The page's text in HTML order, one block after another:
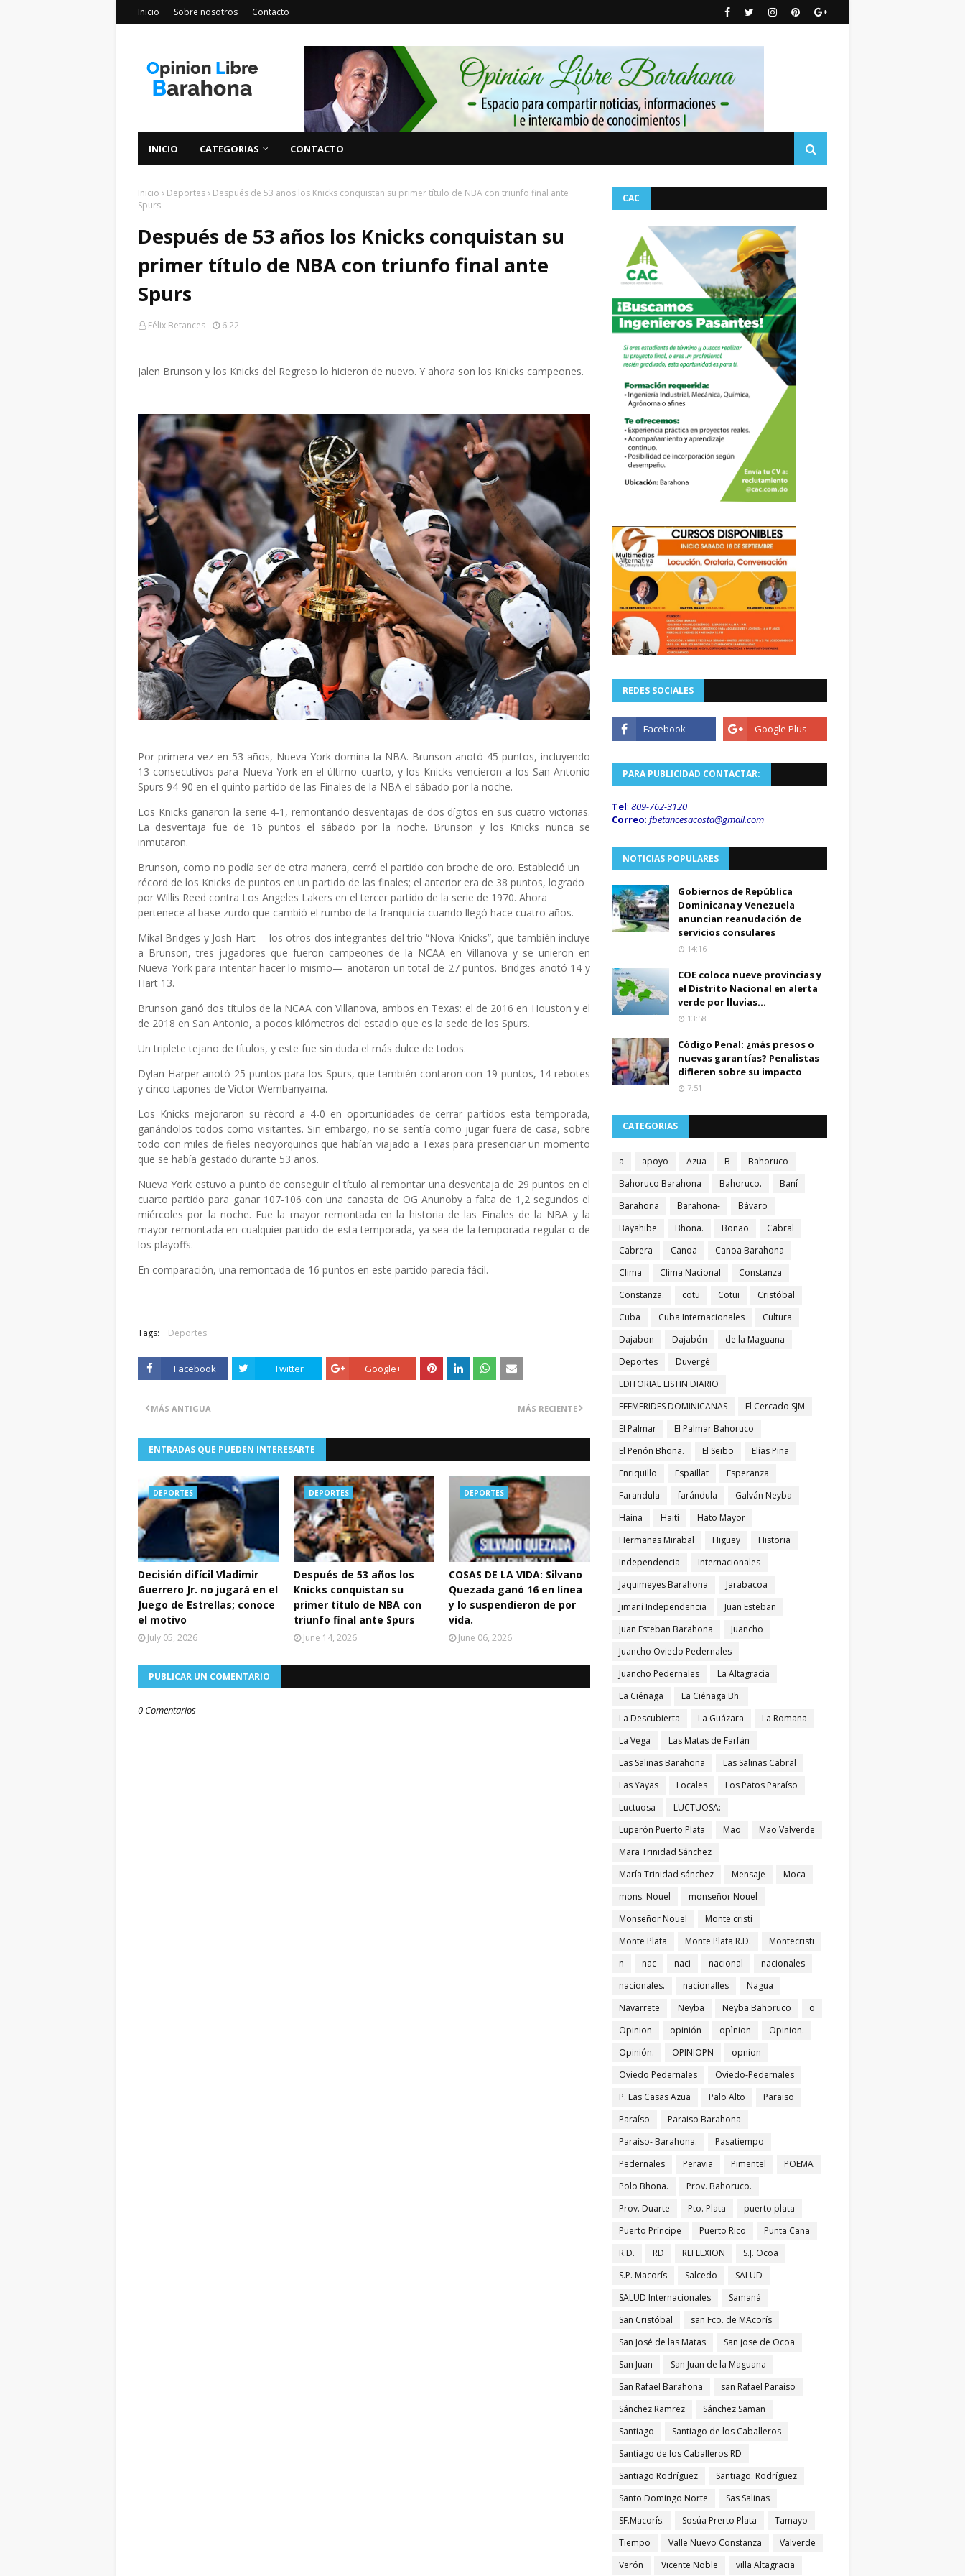
Inicio Sobre nosotros Contacto
INICIO CATEGORIAS CONTACTO
Inicio Deportes
Después de 53 años los Knicks conquistan su primer título de NBA con triunfo final ante
Spurs
Después de 53 años los Knicks conquistan su
primer título de NBA con triunfo final ante
Spurs
Félix Betances 6:22
Jalen Brunson y los Knicks del Regreso lo hicieron de nuevo. Y ahora son los Knicks campeones.
Por primera vez en 53 años, Nueva York domina la NBA. Brunson anotó 45 puntos, incluyendo
13 consecutivos para Nueva York en el último cuarto, y los Knicks vencieron a los San Antonio
Spurs 94-90 en el quinto partido de las Finales de la NBA el sábado por la noche.
Los Knicks ganaron la serie 4-1, remontando desventajas de dos dígitos en sus cuatro victorias.
La desventaja fue de 16 puntos el sábado por la noche. Brunson y los Knicks nunca se
inmutaron.
Brunson, como no podía ser de otra manera, cerró el partido con broche de oro. Estableció un
récord de los Knicks de puntos en un partido de las finales; el anterior era de 38 puntos, logrado
por Willis Reed contra Los Angeles Lakers en el tercer partido de la serie de 1970. Ahora
pertenece al base zurdo que cambió el rumbo de la franquicia cuando llegó hace cuatro años.
Mikal Bridges y Josh Hart —los otros dos integrantes del trío “Nova Knicks”, que también incluye
a Brunson, tres jugadores que fueron campeones de la NCAA en Villanova y se unieron en
Nueva York para intentar hacer lo mismo— anotaron un total de 27 puntos. Bridges anotó 14 y
Hart 13.
Brunson ganó dos títulos de la NCAA con Villanova, ambos en Texas: el de 2016 en Houston y el
de 2018 en San Antonio, a pocos kilómetros del estadio que es la sede de los Spurs.
Un triplete tejano de títulos, y este fue sin duda el más dulce de todos.
Dylan Harper anotó 25 puntos para los Spurs, que también contaron con 19 puntos, 14 rebotes
y cinco tapones de Victor Wembanyama.
Los Knicks mejoraron su récord a 4-0 en oportunidades de cerrar partidos esta temporada,
ganándolos todos como visitantes. Sin embargo, no se sentía como jugar fuera de casa, sobre
todo con miles de fieles neoyorquinos que habían viajado a Texas para presenciar un momento
que se había gestado durante 53 años.
Nueva York estuvo a punto de conseguir el título al remontar una desventaja de 29 puntos en el
cuarto partido para ganar 107-106 con una canasta de OG Anunoby a falta de 1,2 segundos el
miércoles por la noche. Fue la mayor remontada en la historia de las Finales de la NBA y la
mayor remontada en cualquier partido de esta temporada, ya sea de la temporada regular o de
los playoffs.
En comparación, una remontada de 16 puntos en este partido parecía fácil.
Tags: Deportes
Facebook Twitter Google+
MÁS RECIENTE
MÁS ANTIGUA
ENTRADAS QUE PUEDEN INTERESARTE
DEPORTES
Decisión difícil Vladimir
Guerrero Jr. no jugará en el
Juego de Estrellas; conoce
el motivo
July 05, 2026
DEPORTES
Después de 53 años los
Knicks conquistan su
primer título de NBA con
triunfo final ante Spurs
June 14, 2026
DEPORTES
COSAS DE LA VIDA: Silvano
Quezada ganó 16 en línea
y lo suspendieron de por
vida.
June 06, 2026
PUBLICAR UN COMENTARIO
0 Comentarios
CAC
REDES SOCIALES
PARA PUBLICIDAD CONTACTAR:
Tel: 809-762-3120
Correo: fbetancesacosta@gmail.com
NOTICIAS POPULARES
Gobiernos de República
Dominicana y Venezuela
anuncian reanudación de
servicios consulares
14:16
COE coloca nueve provincias y
el Distrito Nacional en alerta
verde por lluvias...
13:58
Código Penal: ¿más presos o
nuevas garantías? Penalistas
difieren sobre su impacto
7:51
CATEGORIAS
a apoyo Azua B
Bahoruco
Bahoruco Barahona
Bahoruco.
Baní
Barahona
Barahona-
Bávaro
Bayahibe
Bhona. Bonao
Cabral
Cabrera
Canoa
Canoa Barahona
Clima
Clima Nacional
Constanza
Constanza.
cotu Cotui
Cristóbal
Cuba
Cuba Internacionales
Cultura
Dajabon
Dajabón
de la Maguana
Deportes
Duvergé
EDITORIAL LISTIN DIARIO
EFEMERIDES DOMINICANAS
El Cercado SJM
El Palmar
El Palmar Bahoruco
El Peñón Bhona.
El Seibo
Elías Piña
Enriquillo
Espaillat
Esperanza
Farandula
farándula
Galván Neyba
Haina
Haití
Hato Mayor
Hermanas Mirabal
Higuey
Historia
Independencia
Internacionales
Jaquimeyes Barahona
Jarabacoa
Jimaní Independencia
Juan Esteban
Juan Esteban Barahona
Juancho
Juancho Oviedo Pedernales
Juancho Pedernales
La Altagracia
La Ciénaga
La Ciénaga Bh.
La Descubierta
La Guázara
La Romana
La Vega
Las Matas de Farfán
Las Salinas Barahona
Las Salinas Cabral
Las Yayas
Locales
Los Patos Paraíso
Luctuosa
LUCTUOSA:
Luperón Puerto Plata
Mao
Mao Valverde
Mara Trinidad Sánchez
María Trinidad sánchez
Mensaje
Moca
mons. Nouel
monseñor Nouel
Monseñor Nouel
Monte cristi
Monte Plata
Monte Plata R.D.
Montecristi
n
nac naci nacional
nacionales
nacionales.
nacionalles
Nagua
Navarrete
Neyba Neyba Bahoruco
o
Opinion
opinión opìnion
Opinion.
Opinión.
OPINIOPN
opnion
Oviedo Pedernales
Oviedo-Pedernales
P. Las Casas Azua
Palo Alto
Paraiso
Paraíso
Paraiso Barahona
Paraíso- Barahona.
Pasatiempo
Pedernales
Peravia Pimentel
POEMA
Polo Bhona.
Prov. Bahoruco.
Prov. Duarte
Pto. Plata
puerto plata
Puerto Príncipe
Puerto Rico
Punta Cana
R.D.
RD REFLEXION
S.J. Ocoa
S.P. Macorís
Salcedo
SALUD
SALUD Internacionales
Samaná
San Cristóbal
san Fco. de MAcorís
San José de las Matas
San jose de Ocoa
San Juan
San Juan de la Maguana
San Rafael Barahona
san Rafael Paraiso
Sánchez Ramrez
Sánchez Saman
Santiago
Santiago de los Caballeros
Santiago de los Caballeros RD
Santiago Rodríguez
Santiago. Rodríguez
Santo Domingo Norte
Sas Salinas
SF.Macorís.
Sosúa Prerto Plata
Tamayo
Tiempo
Valle Nuevo Constanza
Valverde
Verón
Vicente Noble villa Altagracia